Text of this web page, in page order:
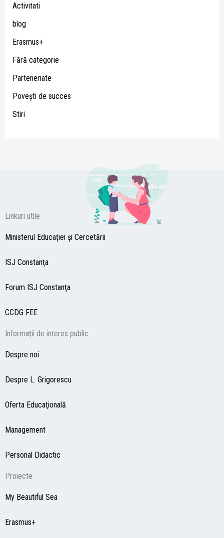
Activitati
blog
Erasmus+
Fără categorie
Parteneriate
Poveşti de succes
Stiri
Linkuri utile
Ministerul Educației și Cercetării
ISJ Constanţa
Forum ISJ Constanţa
CCDG FEE
Informații de interes public
Despre noi
Despre L. Grigorescu
Oferta Educaţională
Management
Personal Didactic
Proiecte
My Beautiful Sea
Erasmus+